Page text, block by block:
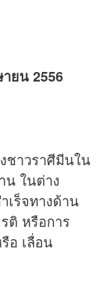
ยน 2556
ชาวราศีมีนใน
น ในต่าง
เร็จทางด้าน
ติ หรือการ
อ เลื่อน